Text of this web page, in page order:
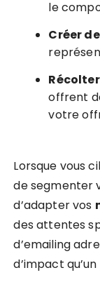
le
Créer
offrent
votre
Lorsque vous
de segmenter
d’adapter vos
des attentes
d’emailing
d’impact